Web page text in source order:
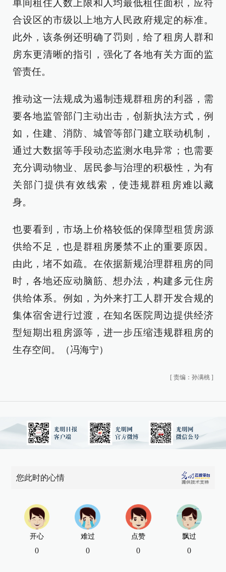
单间租住人数上限和人均最低租住面积，应符
合设区的市级以上地方人民政府规定的标准。
此外，该条例还明确了罚则，给了租房人群和
房东更清晰的指引，强化了各地有关方面的监
管责任。
推动这一法规成为遏制违规群租房的利器，需
要各地监管部门主动出击，创新执法方式，例
如，住建、消防、城管等部门建立联动机制，
通过大数据等手段动态监测水电异常；也需要
充分调动物业、居民参与治理的积极性，为有
关部门提供有效线索，使违规群租房难以藏
身。
也要看到，市场上价格较低的保障型租赁房源
供给不足，也是群租房屡禁不止的重要原因。
由此，堵不如疏。在依据新规治理群租房的同
时，各地还应动脑筋、想办法，构建多元住房
供给体系。例如，为外来打工人群开发合规的
集体宿舍进行过渡，在知名医院周边提供经济
型短期出租房源等，进一步压缩违规群租房的
生存空间。（冯海宁）
[ 责编：孙满桃 ]
您此时的心情
开心
0
难过
0
点赞
0
飘过
0